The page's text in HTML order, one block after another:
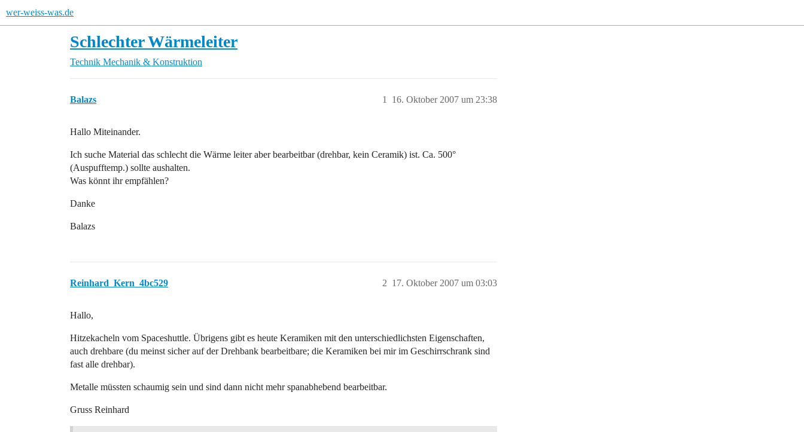
wer-weiss-was.de
Schlechter Wärmeleiter
Technik Mechanik & Konstruktion
Balazs 16. Oktober 2007 um 23:38
1
Hallo Miteinander.
Ich suche Material das schlecht die Wärme leiter aber bearbeitbar (drehbar, kein Ceramik) ist. Ca. 500°
(Auspufftemp.) sollte aushalten.
Was könnt ihr empfählen?
Danke
Balazs
Reinhard_Kern_4bc529 17. Oktober 2007 um 03:03
2
Hallo,
Hitzekacheln vom Spaceshuttle. Übrigens gibt es heute Keramiken mit den unterschiedlichsten Eigenschaften,
auch drehbare (du meinst sicher auf der Drehbank bearbeitbare; die Keramiken bei mir im Geschirrschrank sind
fast alle drehbar).
Metalle müssten schaumig sein und sind dann nicht mehr spanabhebend bearbeitbar.
Gruss Reinhard